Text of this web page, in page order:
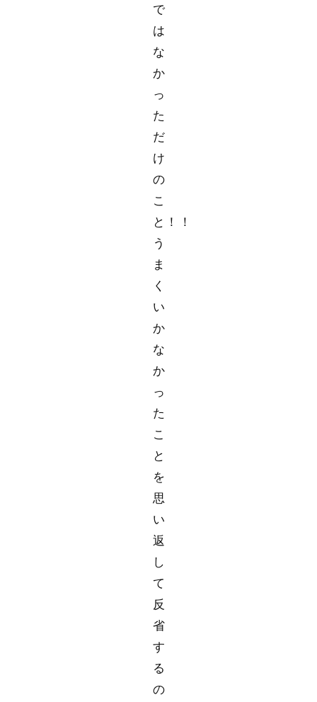
で
は
な
か
っ
た
だ
け
の
こ
と！！
う
ま
く
い
か
な
か
っ
た
こ
と
を
思
い
返
し
て
反
省
す
る
の